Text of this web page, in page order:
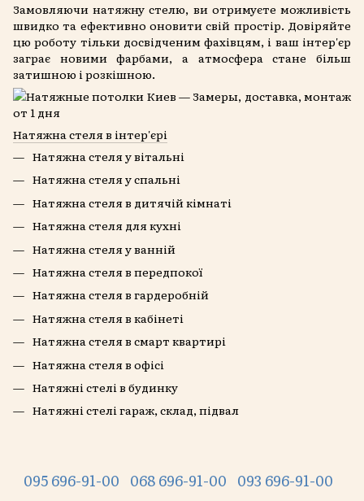
Замовляючи натяжну стелю, ви отримуєте можливість
швидко та ефективно оновити свій простір. Довіряйте
цю роботу тільки досвідченим фахівцям, і ваш інтер'єр
заграє новими фарбами, а атмосфера стане більш
затишною і розкішною.
Натяжна стеля в інтер'єрі
Натяжна стеля у вітальні
Натяжна стеля у спальні
Натяжна стеля в дитячій кімнаті
Натяжна стеля для кухні
Натяжна стеля у ванній
Натяжна стеля в передпокої
Натяжна стеля в гардеробній
Натяжна стеля в кабінеті
Натяжна стеля в смарт квартирі
Натяжна стеля в офісі
Натяжні стелі в будинку
Натяжні стелі гараж, склад, підвал
095 696-91-00 068 696-91-00 093 696-91-00